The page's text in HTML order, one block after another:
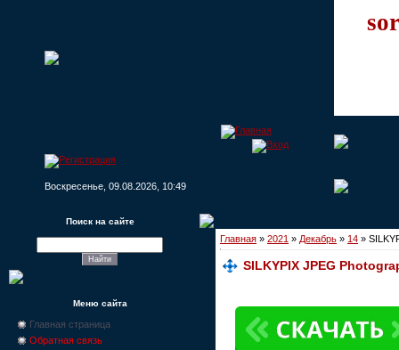
Воскресенье, 09.08.2026, 10:49
Поиск на сайте
Меню сайта
Главная страница
Обратная связь
Главная » 2021 » Декабрь » 14 »
SILKYPIX JPEG